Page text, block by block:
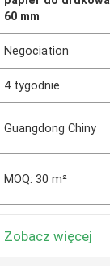
60 mm
Negociation
4 tygodnie
Guangdong Chiny
MOQ: 30 m²
Zobacz więcej